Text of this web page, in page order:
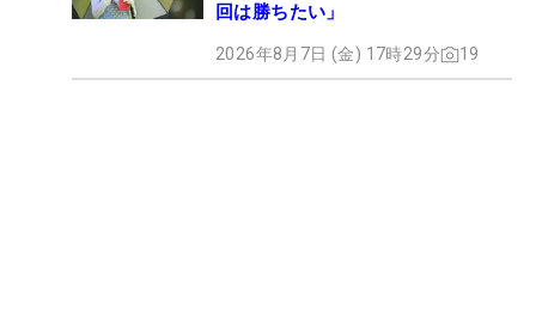
回は勝ちたい」
2026年8月7日 (金) 17時29分 19